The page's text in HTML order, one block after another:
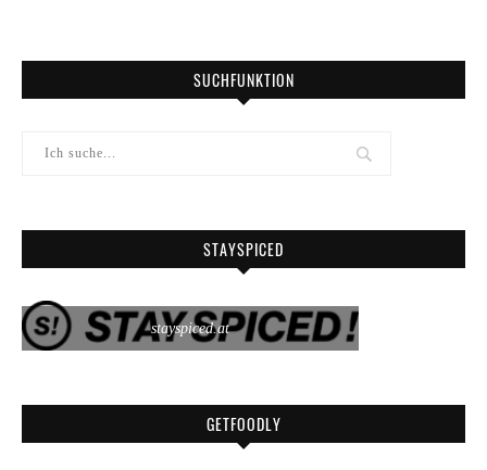
SUCHFUNKTION
STAYSPICED
stayspiced.at
GETFOODLY